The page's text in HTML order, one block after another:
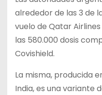
alrededor de las 3 de
vuelo de Qatar
las 580.000 dosis
Covishield.
La misma, producida
India, es una variante